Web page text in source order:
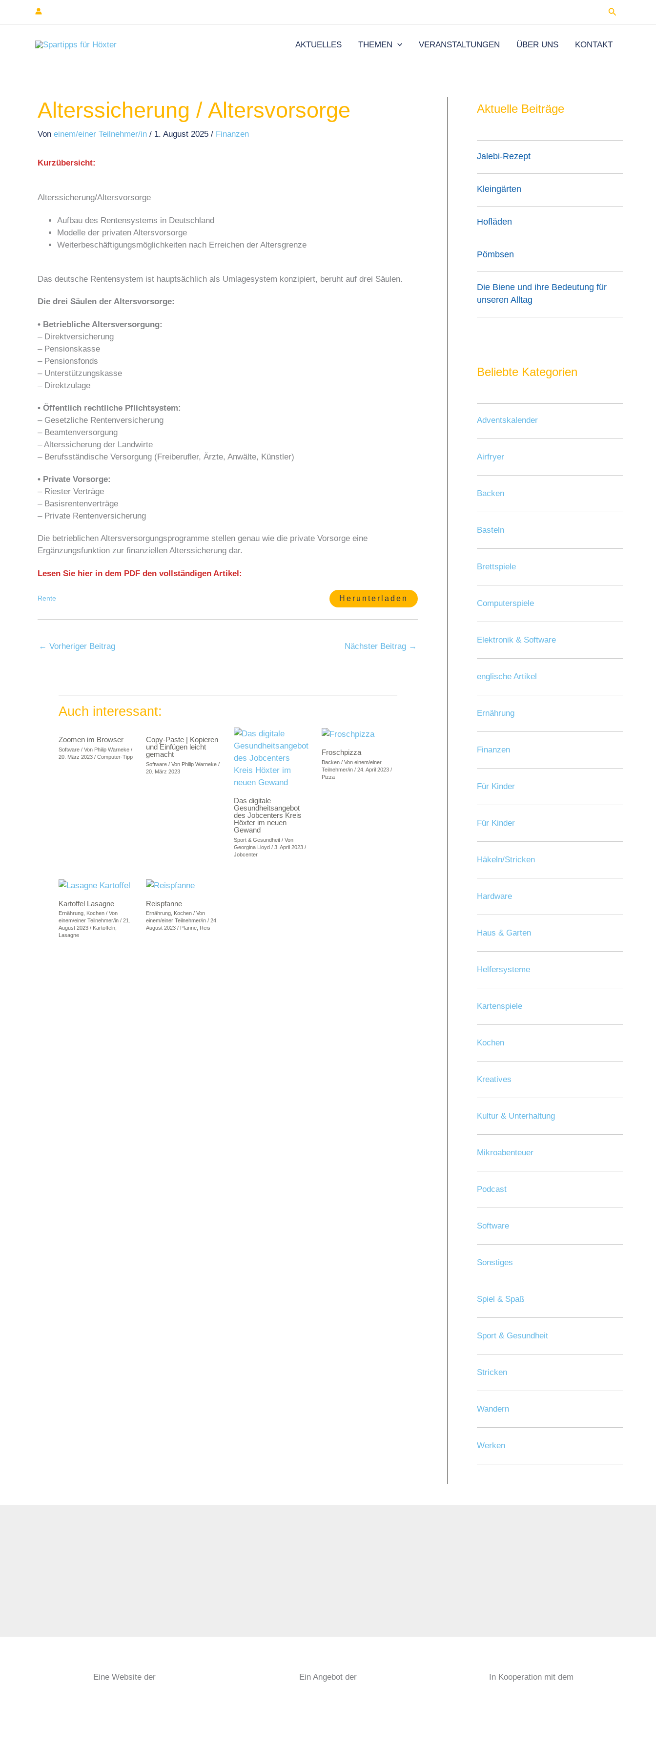
Suchen
AKTUELLES THEMEN VERANSTALTUNGEN ÜBER UNS KONTAKT
Alterssicherung / Altersvorsorge
Von einem/einer Teilnehmer/in / 1. August 2025 / Finanzen
Kurzübersicht:
Alterssicherung/Altersvorsorge
Aufbau des Rentensystems in Deutschland
Modelle der privaten Altersvorsorge
Weiterbeschäftigungsmöglichkeiten nach Erreichen der Altersgrenze
Das deutsche Rentensystem ist hauptsächlich als Umlagesystem konzipiert, beruht auf drei Säulen.
Die drei Säulen der Altersvorsorge:
• Betriebliche Altersversorgung:
– Direktversicherung
– Pensionskasse
– Pensionsfonds
– Unterstützungskasse
– Direktzulage
• Öffentlich rechtliche Pflichtsystem:
– Gesetzliche Rentenversicherung
– Beamtenversorgung
– Alterssicherung der Landwirte
– Berufsständische Versorgung (Freiberufler, Ärzte, Anwälte, Künstler)
• Private Vorsorge:
– Riester Verträge
– Basisrentenverträge
– Private Rentenversicherung
Die betrieblichen Altersversorgungsprogramme stellen genau wie die private Vorsorge eine
Ergänzungsfunktion zur finanziellen Alterssicherung dar.
Lesen Sie hier in dem PDF den vollständigen Artikel:
Rente Herunterladen
← Vorheriger Beitrag Nächster Beitrag →
Auch interessant:
Zoomen im Browser
Software/ Von Philip Warneke /
20. März 2023 / Computer-Tipp
Copy-Paste | Kopieren
und Einfügen leicht
gemacht
Software / Von Philip Warneke/
20. März 2023
Das digitale
Gesundheitsangebot
des Jobcenters Kreis
Höxter im neuen
Gewand
Sport & Gesundheit / Von
Georgina Lloyd / 3. April 2023 /
Jobcenter
Froschpizza
Backen/ Von einem/einer
Teilnehmer/in / 24. April 2023 /
Pizza
Kartoffel Lasagne
Ernährung, Kochen/ Von
einem/einer Teilnehmer/in / 21.
August 2023 / Kartoffeln,
Lasagne
Reispfanne
Ernährung, Kochen / Von
einem/einer Teilnehmer/in/24.
August 2023/ Pfanne, Reis
Aktuelle Beiträge
Jalebi-Rezept
Kleingärten
Hofläden
Pömbsen
Die Biene und ihre Bedeutung für
unseren Alltag
Beliebte Kategorien
Adventskalender
Airfryer
Backen
Basteln
Brettspiele
Computerspiele
Elektronik & Software
englische Artikel
Ernährung
Finanzen
Für Kinder
Für Kinder
Häkeln/Stricken
Hardware
Haus & Garten
Helfersysteme
Kartenspiele
Kochen
Kreatives
Kultur & Unterhaltung
Mikroabenteuer
Podcast
Software
Sonstiges
Spiel & Spaß
Sport & Gesundheit
Stricken
Wandern
Werken
Eine Website der Ein Angebot der In Kooperation mit dem